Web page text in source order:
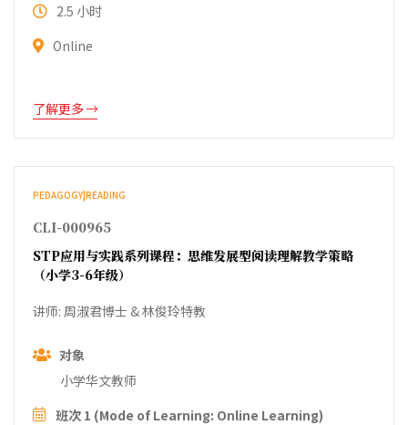
2.5 小时
Online
了解更多
PEDAGOGY|READING
CLI-000965
STP应用与实践系列课程：思维发展型阅读理解教学策略
（小学3-6年级）
讲师: 周淑君博士 & 林俊玲特教
对象
小学华文教师
班次 1 (Mode of Learning: Online Learning)